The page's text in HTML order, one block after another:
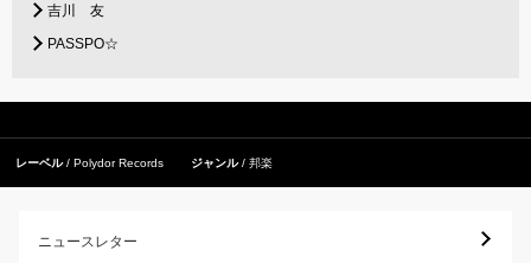
吉川 友
PASSPO☆
レーベル Polydor Records ジャンル 邦楽
ニュースレター